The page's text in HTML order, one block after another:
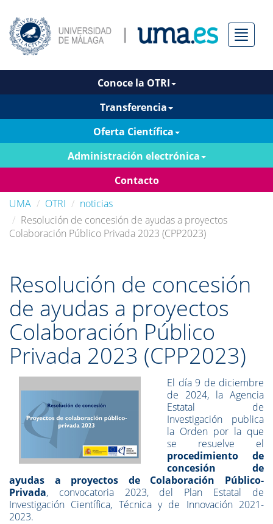
Menú
Conoce la OTRI
Transferencia
Oferta Científica
Administración electrónica
Contacto
UMA
OTRI
noticias
Resolución de concesión de ayudas a proyectos
Colaboración Público Privada 2023 (CPP2023)
Resolución de concesión
de ayudas a proyectos
Colaboración Público
Privada 2023 (CPP2023)
El día 9 de diciembre
de 2024, la Agencia
Estatal de
Investigación publica
la Orden por la que
se resuelve el
procedimiento de
concesión de
ayudas a proyectos de Colaboración Público-
Privada, convocatoria 2023, del Plan Estatal de
Investigación Científica, Técnica y de Innovación 2021-
2023.